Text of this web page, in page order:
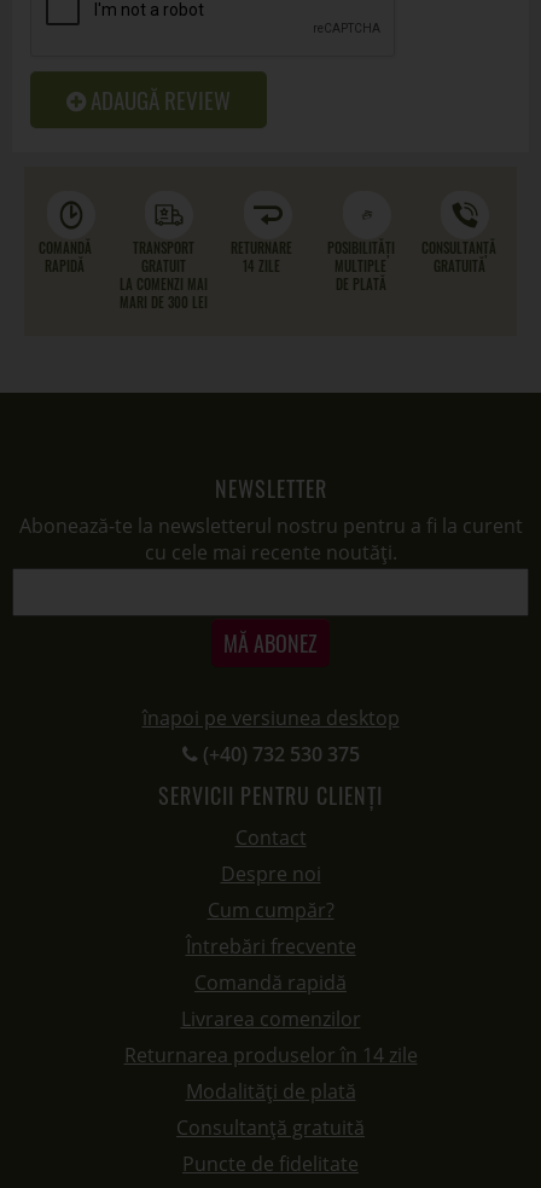
ADAUGĂ REVIEW
COMANDĂ
RAPIDĂ
TRANSPORT
GRATUIT
LA COMENZI MAI
MARI DE 300 LEI
RETURNARE
14 ZILE
POSIBILITĂȚI
MULTIPLE
DE PLATĂ
CONSULTANȚĂ
GRATUITĂ
NEWSLETTER
Abonează-te la newsletterul nostru pentru a fi la curent
cu cele mai recente noutăți.
MĂ ABONEZ
înapoi pe versiunea desktop
(+40) 732 530 375
SERVICII PENTRU CLIENȚI
Contact
Despre noi
Cum cumpăr?
Întrebări frecvente
Comandă rapidă
Livrarea comenzilor
Returnarea produselor în 14 zile
Modalități de plată
Consultanță gratuită
Puncte de fidelitate